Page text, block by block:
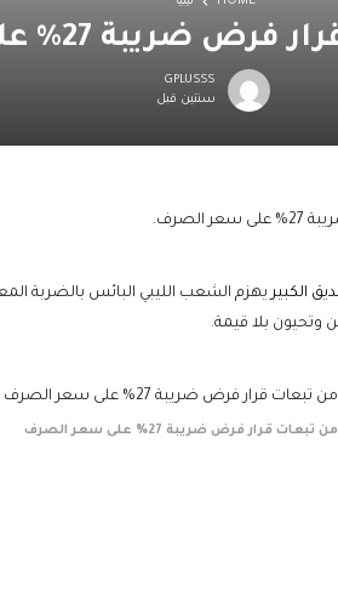
27% على سعر الصرف
GPLUSSS
سنتين قبل
الكبيريهزم الشعب الليبي البائس بالضربة
وتحيون بلا قيمة.
قرار فرض ضريبة 27% على سعر الصرف